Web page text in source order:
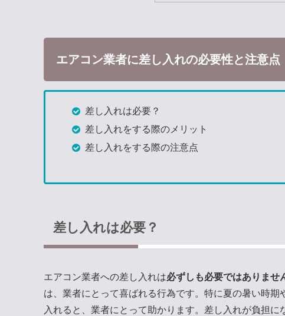
エアコン業者に差し入れの必要性と注意点
差し入れは必要？
差し入れをする際のメリット
差し入れをする際の注意点
差し入れは必要？
エアコン業者への差し入れは必ずしも必要ではありませ
は、業者にとって喜ばれる行為です。特に夏の暑い時
入れると、業者にとって助かります。差し入れが負担